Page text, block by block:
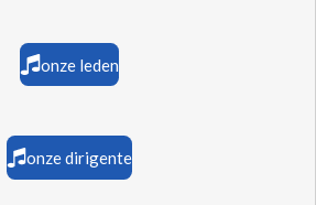
onze leden
onze dirigente